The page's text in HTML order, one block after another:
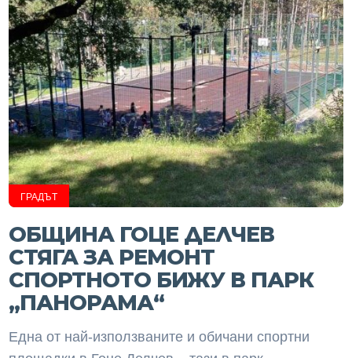
ГРАДЪТ
ОБЩИНА ГОЦЕ ДЕЛЧЕВ
СТЯГА ЗА РЕМОНТ
СПОРТНОТО БИЖУ В ПАРК
„ПАНОРАМА“
Една от най-използваните и обичани спортни